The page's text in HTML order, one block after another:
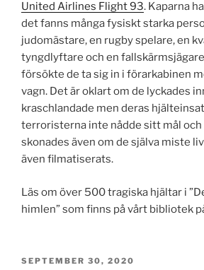
United Airlines Flight 93. Kaparna
det fanns många fysiskt starka
judomästare, en rugby spelare, en
tyngdlyftare och en
försökte de ta sig in i förarkabinen
vagn. Det är oklart om de lyckades
kraschlandade men deras
terroristerna inte nådde sitt mål och
skonades även om de själva miste
även filmatiserats.
Läs om över 500 tragiska hjältar i
himlen” som finns på vårt bibliotek
PUBLICERAT
SEPTEMBER 30, 2020